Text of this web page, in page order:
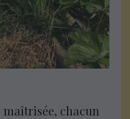
maîtrisée, chacun